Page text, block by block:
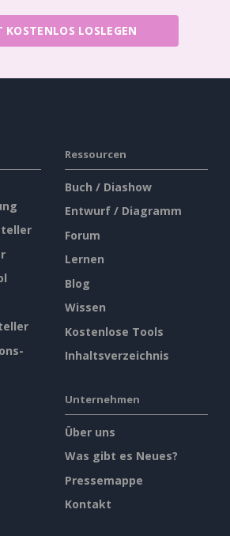
KOSTENLOS LOSLEGEN
Ressourcen
Buch / Diashow
Entwurf / Diagramm
Forum
Lernen
Blog
Wissen
Kostenlose Tools
Inhaltsverzeichnis
Unternehmen
Über uns
Was gibt es Neues?
Pressemappe
Kontakt